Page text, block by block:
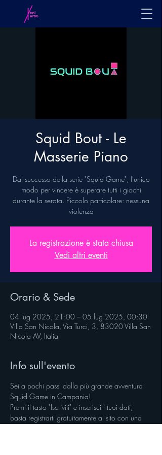
Squid Bout - Le
Masserie Piano
Dal successo della serie "Squid Game", l'unico
modo per vincere è superare tutti i giochi
durante la serata. Piccolo particolare: nessuna
violenza
La registrazione è stata chiusa
Vedi altri eventi
Orario & Sede
04 lug 2025, 21:00 – 05 lug 2025, 00:30
Villa San Nicola, Via Turci, 3, 83020 Villa San
Nicola AV, Italia
Info sull'evento
Sei a pochi passi dalla più grande avventura
Squid Game in Campania!
Premi il tasto "Iscriviti" e inserisci i tuoi dati,
basta registrarti gratuitamente al sito con una